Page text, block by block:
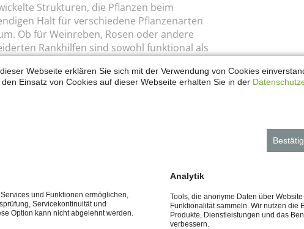
Strukturen, die Pflanzen beim
Halt für verschiedene Pflanzenarten
Ob für Weinreben, Rosen oder andere
Rankhilfen sind sowohl funktional als
sich harmonisch in Ihre Gartenlandschaft
Webseite erklären Sie sich mit der Verwendung von Cookies
Einsatz von Cookies auf dieser Webseite erhalten Sie in der
und Funktionen ermöglichen,
Servicekontinuität und
Option kann nicht abgelehnt werden.
Analytik
Tools, die anonyme Daten über
Funktionalität sammeln. Wir nutzen die
Produkte, Dienstleistungen und das
verbessern.